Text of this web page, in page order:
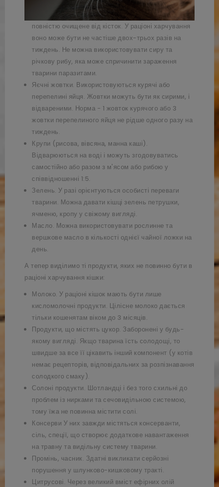
повністю очищене від кісток. У раціоні харчування
воно може бути не частіше двох-трьох разів на
тиждень. Не можна використовувати сиру та
річкову рибу, яка може спричинити зараження
тварини паразитами.
Яєчні жовтки. Використовуються курячі або
перепелині яйця. Жовтки можуть бути як сирими, і
відвареними. Норма - 1 жовток курячого або 3
жовтки перепелиного яйця не рідше одного разу на
тиждень.
Крупи (рисова, вівсяна, манна каші).
Відварюються на воді і можуть згодовуватись
самостійно або разом з м'ясом або рибою у
співвідношенні 1:5.
Зелень. У разі орієнтуються особисті переваги
тварини. Можна давати кішці зелень петрушки,
ячменю, кропу у свіжому вигляді.
Масло. Можна використовувати рослинне та
вершкове масло в кількості однієї чайної ложки на
день.
А тепер виділимо ті продукти, яких не повинно бути в
раціоні харчування кішки:
Молоко. У раціоні кішок мають бути лише
кисломолочні продукти. Цілісне молоко дається
тільки кошенятам віком до 3 місяців.
Продукти, що містять цукор. Заборонені у будь-
якому вигляді. Якщо тварина їсть солодощі, то
швидше за все її цікавить інший компонент (у котів
немає рецепторів, відповідальних за розпізнавання
солодкого смаку).
Солоні продукти. Шотландці і без того схильні до
проблем із нирками та сечовидільною системою,
тому їжа не повинна містити солі.
Консерви У них завжди містяться консерванти,
сіль, спеції, що створює додаткове навантаження
на травну та видільну систему тварини.
Промінь, часник. Здатні викликати серйозні
порушення у шлунково-кишковому тракті.
Цитрусові. Через великий вміст ефірних олій